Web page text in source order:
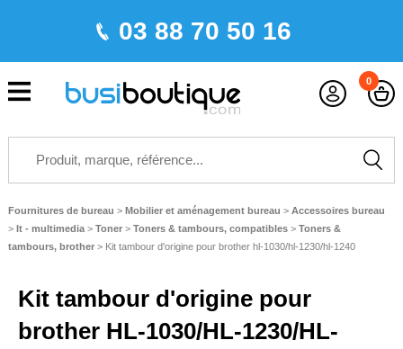
03 88 70 50 16
0
Fournitures de bureau > Mobilier et aménagement bureau > Accessoires bureau
> It - multimedia > Toner > Toners & tambours, compatibles > Toners &
tambours, brother> Kit tambour d'origine pour brother hl-1030/hl-1230/hl-1240
Kit tambour d'origine pour
brother HL-1030/HL-1230/HL-